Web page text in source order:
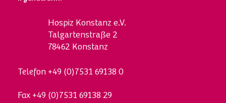
Hospiz Konstanz e.V.
Talgartenstraße 2
78462 Konstanz
Telefon +49 (0)7531 69138 0
Fax +49 (0)7531 69138 29